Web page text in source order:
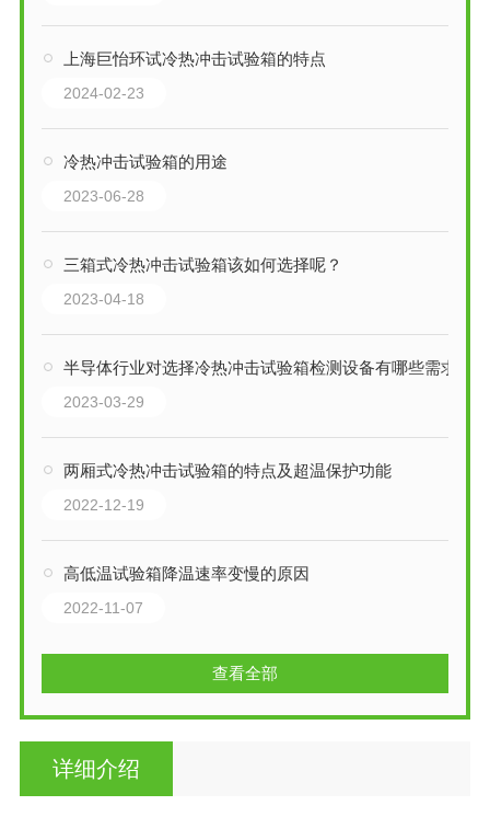
上海巨怡环试冷热冲击试验箱的特点
2024-02-23
冷热冲击试验箱的用途
2023-06-28
三箱式冷热冲击试验箱该如何选择呢？
2023-04-18
半导体行业对选择冷热冲击试验箱检测设备有哪些需求
2023-03-29
两厢式冷热冲击试验箱的特点及超温保护功能
2022-12-19
高低温试验箱降温速率变慢的原因
2022-11-07
查看全部
详细介绍